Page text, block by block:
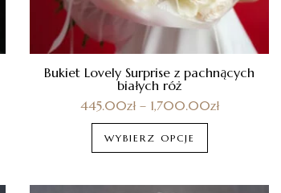
Bukiet Lovely Surprise z pachnących
białych róż
445.00zł– 1,700.00zł
WYBIERZ OPCJE